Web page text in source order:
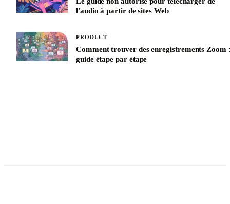
Le guide non autorisé pour télécharger de
l'audio à partir de sites Web
Comment trouver des enregistrements Zoom
guide étape par étape